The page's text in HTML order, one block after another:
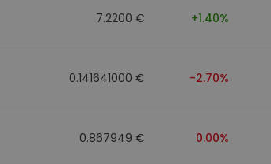
7.2200 € +1.40%
0.141641000 € -2.70%
0.867949 € 0.00%